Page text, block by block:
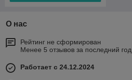
О нас
Рейтинг не сформирован
Менее 5 отзывов за последний год
Работает с 24.12.2024